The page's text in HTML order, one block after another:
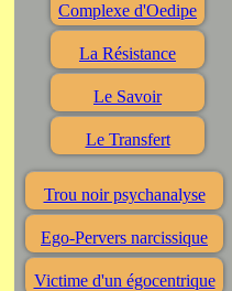
Complexe d'Oedipe
La Résistance
Le Savoir
Le Transfert
Trou noir psychanalyse
Ego-Pervers narcissique
Victime d'un égocentrique